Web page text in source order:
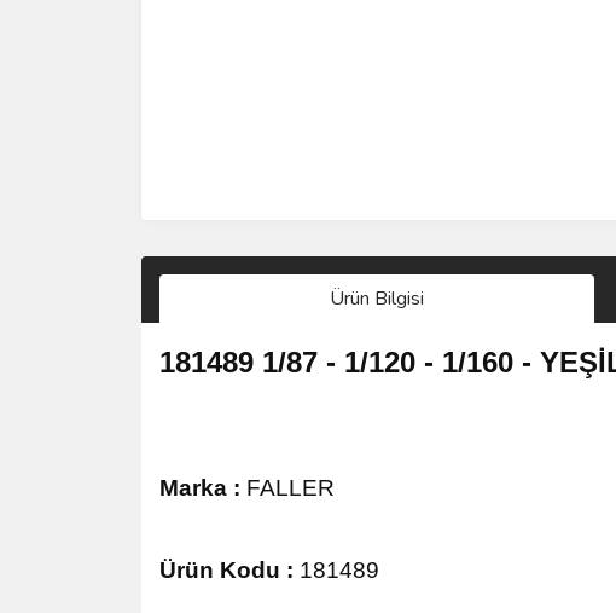
Ürün Bilgisi
181489 1/87 - 1/120 - 1/160 -
Marka : FALLER
Ürün Kodu : 181489